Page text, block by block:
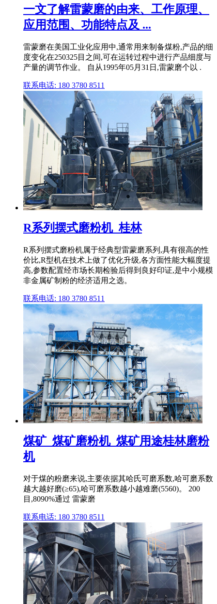
一文了解雷蒙磨的由来、工作原理、
应用范围、功能特点及 ...
雷蒙磨在美国工业化应用中,通常用来制备煤粉,产品的细
度变化在250325目之间,可在运转过程中进行产品细度与
产量的调节作业。 自从1995年05月31日,雷蒙磨个以 .
联系电话: 180 3780 8511
R系列摆式磨粉机_桂林
R系列摆式磨粉机属于经典型雷蒙磨系列,具有很高的性
价比,R型机在技术上做了优化升级,各方面性能大幅度提
高,参数配置经市场长期检验后得到良好印证,是中小规模
非金属矿制粉的经济适用之选。
联系电话: 180 3780 8511
煤矿_煤矿磨粉机_煤矿用途桂林磨粉
机
对于煤的粉磨来说,主要依据其哈氏可磨系数,哈可磨系数
越大越好磨(≥65),哈可磨系数越小越难磨(5560)。 200
目,8090%通过 雷蒙磨
联系电话: 180 3780 8511